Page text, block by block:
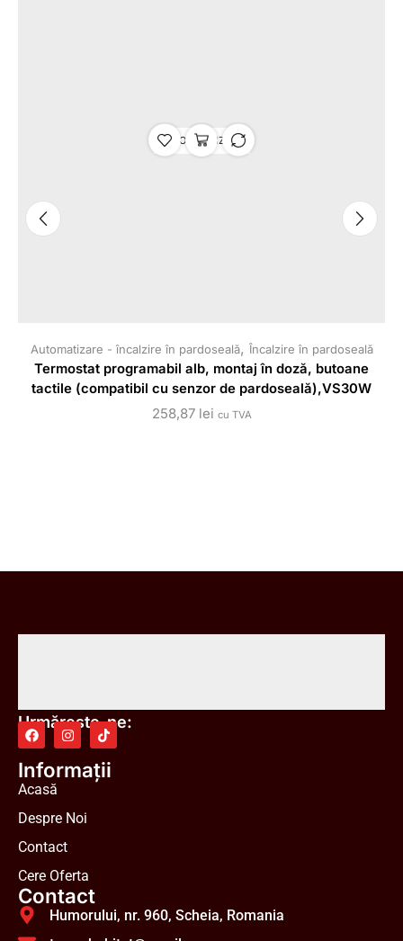
STOC EPUIZAT
Automatizare - încalzire în pardoseală, Încalzire în pardoseală
Termostat programabil alb, montaj în doză, butoane
tactile (compatibil cu senzor de pardoseală),VS30W
258,87 lei cu TVA
Urmărește-ne:
Informații
Acasă
Despre Noi
Contact
Cere Oferta
Contact
Humorului, nr. 960, Scheia, Romania